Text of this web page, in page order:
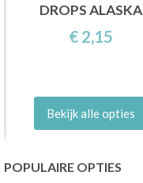
DROPS ALASKA
€ 2,15
Bekijk alle opties
POPULAIRE OPTIES